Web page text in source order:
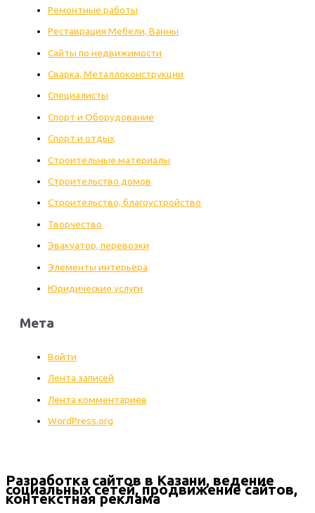
Ремонтные работы
Реставрация Мебели, Ванны
Сайты по недвижимости
Сварка, Металлоконструкции
Специалисты
Спорт и Оборудование
Спорт и отдых
Строительные материалы
Строительство домов
Строительство, благоустройство
Творчество
Эвакуатор, перевозки
Элементы интерьера
Юридические услуги
Мета
Войти
Лента записей
Лента комментариев
WordPress.org
Разработка сайтов в Казани, ведение
социальных сетей, продвижение сайтов,
контекстная реклама